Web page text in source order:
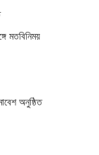
মতবিনিময়
অনুষ্ঠিত